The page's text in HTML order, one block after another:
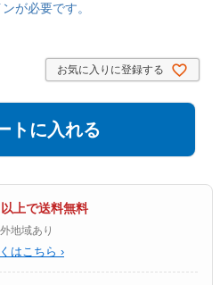
が必要です。
お気に入りに登録する
トに入れる
上で送料無料
地域あり
はこちら ›